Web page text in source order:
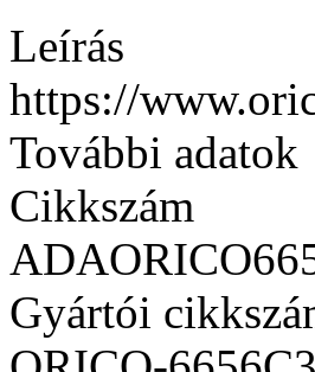
Leírás
https://
További adatok
Cikkszám
Gyártói